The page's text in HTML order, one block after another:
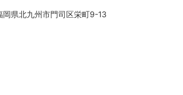
岡県北九州市門司区栄町9-13